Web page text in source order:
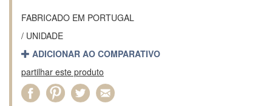
FABRICADO EM PORTUGAL
/ UNIDADE
ADICIONAR AO COMPARATIVO
partilhar este produto